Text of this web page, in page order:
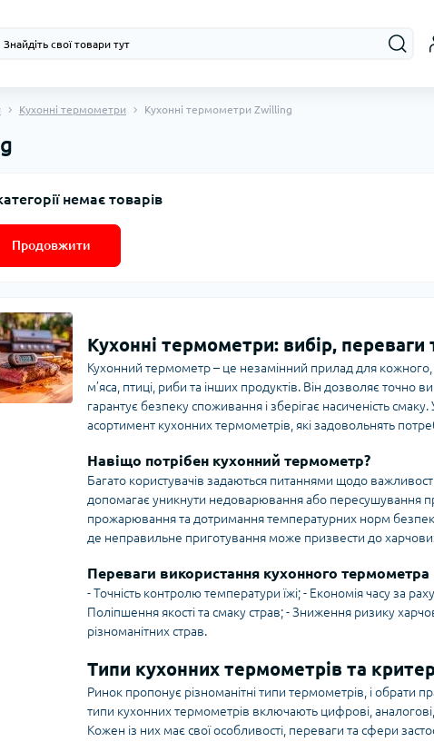
Кухонні термометри Кухонні термометри Zwilling
немає товарів
Продовжити
Кухонні термометри: вибір, переваги
Кухонний термометр – це незамінний прилад для кожного,
м’яса, птиці, риби та інших продуктів. Він дозволяє точно
гарантує безпеку споживання і зберігає насиченість
асортимент кухонних термометрів, які задовольнять
Навіщо потрібен кухонний термометр?
Багато користувачів задаються питаннями щодо
допомагає уникнути недоварювання або пересушування
прожарювання та дотримання температурних норм
де неправильне приготування може призвести до
Переваги використання кухонного термометра
- Точність контролю температури їжі; - Економія часу за
Поліпшення якості та смаку страв; - Зниження ризику
різноманітних страв.
Типи кухонних термометрів та
Ринок пропонує різноманітні типи термометрів, і обрати
типи кухонних термометрів включають цифрові,
Кожен із них має свої особливості, переваги та сфери